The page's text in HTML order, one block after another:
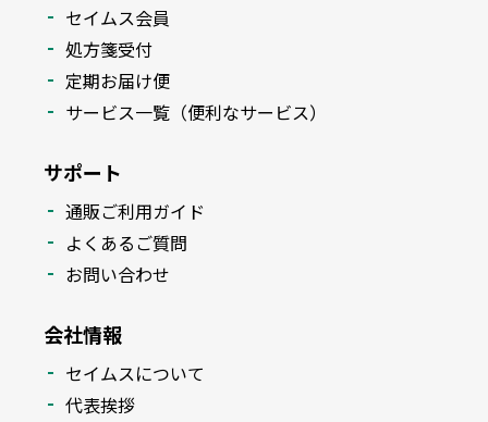
セイムス会員
処方箋受付
定期お届け便
サービス一覧（便利なサービス）
サポート
通販ご利用ガイド
よくあるご質問
お問い合わせ
会社情報
セイムスについて
代表挨拶